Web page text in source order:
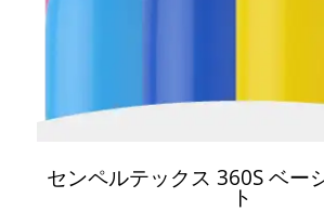
センペルテックス 360S ベー
ト